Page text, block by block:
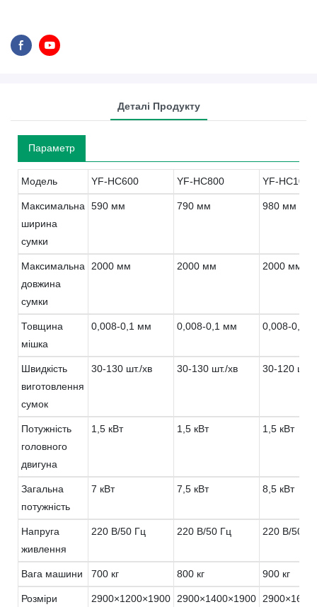
Деталі Продукту
Параметр
Модель YF-HC600 YF-HC800 YF-HC1000
Максимальна
ширина
сумки
590 мм 790 мм 980 мм
Максимальна
довжина
сумки
2000 мм 2000 мм 2000 мм
Товщина
мішка
0,008-0,1 мм 0,008-0,1 мм 0,008-0,1
Швидкість
виготовлення
сумок
30-130 шт./хв 30-130 шт./хв 30-120 шт./
Потужність
головного
двигуна
1,5 кВт 1,5 кВт 1,5 кВт
Загальна
потужність
7 кВт 7,5 кВт 8,5 кВт
Напруга
живлення
220 В/50 Гц 220 В/50 Гц 220 В/50 Гц
Вага машини 700 кг 800 кг 900 кг
Розміри
2900×1200×1900
2900×1400×1900